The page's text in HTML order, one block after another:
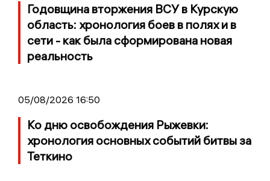
Годовщина вторжения ВСУ в Курскую
область: хронология боев в полях и в
сети - как была сформирована новая
реальность
05/08/2026 16:50
Ко дню освобождения Рыжевки:
хронология основных событий битвы за
Теткино